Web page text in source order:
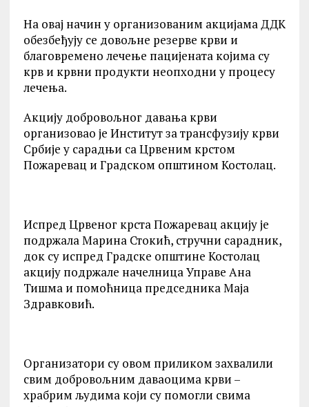
На овај начин у организованим акцијама ДДK
обезбеђују се довољне резерве крви и
благовремено лечење пацијената којима су
крв и крвни продукти неопходни у процесу
лечења.
Акцију добровољног давања крви
организовао је Институт за трансфузију крви
Србије у сарадњи са Црвеним крстом
Пожаревац и Градском општином Костолац.
Испред Црвеног крста Пожаревац акцију је
подржала Марина Стокић, стручни сарадник,
док су испред Градске општине Костолац
акцију подржале начелница Управе Ана
Тишма и помоћница председника Маја
Здравковић.
Организатори су овом приликом захвалили
свим добровољним даваоцима крви –
храбрим људима који су помогли свима